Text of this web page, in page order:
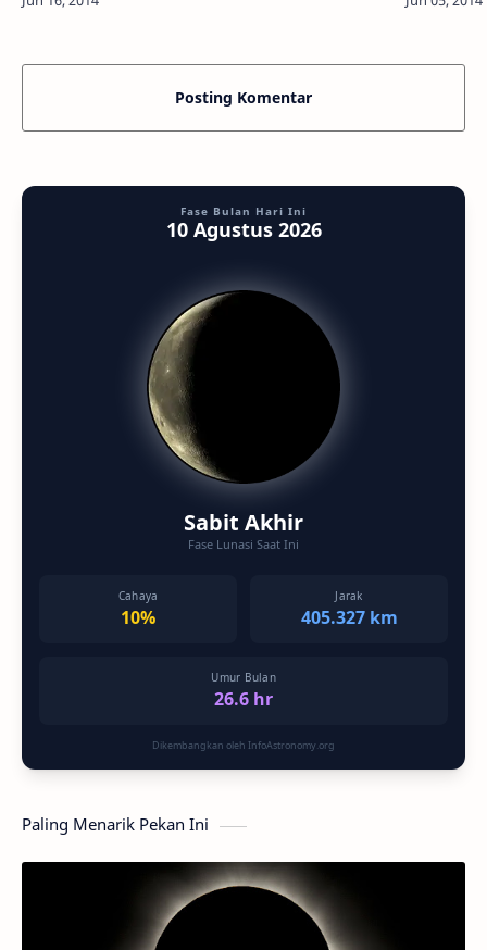
sebuah satelit buatan…
Posting Komentar
Fase Bulan Hari Ini
10 Agustus 2026
Sabit Akhir
Fase Lunasi Saat Ini
Cahaya
10%
Jarak
405.327 km
Umur Bulan
26.6 hr
Dikembangkan oleh InfoAstronomy.org
Paling Menarik Pekan Ini